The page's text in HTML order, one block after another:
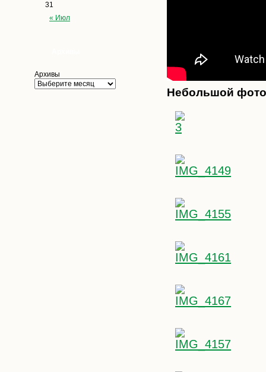
« Июл
31
Архивы
Небольшой